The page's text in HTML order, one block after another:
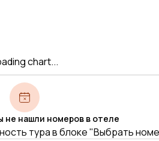
chart...
не нашли номеров в отеле
тура в блоке "Выбрать